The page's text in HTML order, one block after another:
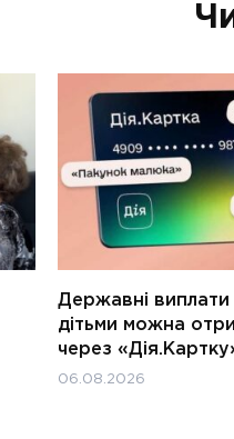
Державні виплати
дітьми можна
через
06.08.2026